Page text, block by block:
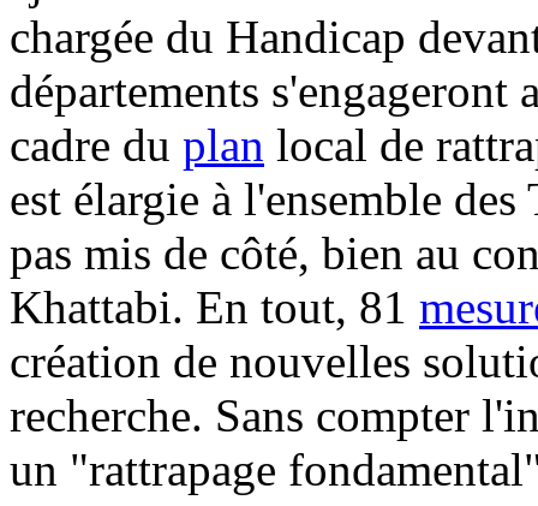
chargée du Handicap
départements s'engageront
cadre du plan local de
est élargie à l'ensemble
pas mis de côté, bien au
Khattabi. En tout, 81
création de nouvelles
recherche. Sans compter
un "rattrapage